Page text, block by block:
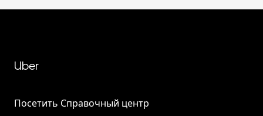
Uber
Посетить Справочный центр